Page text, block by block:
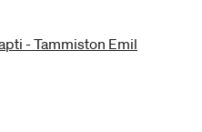
- Tammiston Emil